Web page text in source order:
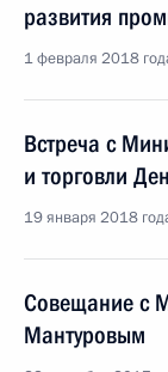
развития
1 февраля 2018
Встреча с
и торговли
19 января 2018
Совещание с
Мантуровым